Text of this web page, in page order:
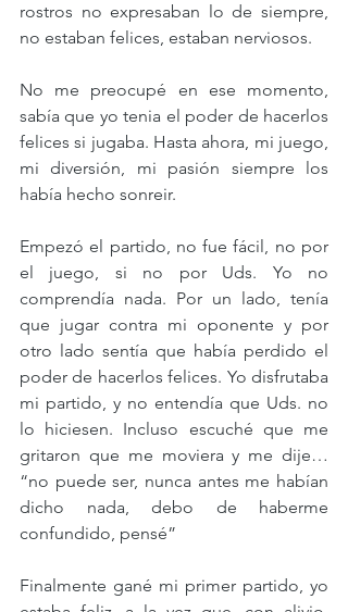
rostros no expresaban lo de siempre,
no estaban felices, estaban nerviosos.
No me preocupé en ese momento,
sabía que yo tenia el poder de hacerlos
felices si jugaba. Hasta ahora, mi juego,
mi diversión, mi pasión siempre los
había hecho sonreir.
Empezó el partido, no fue fácil, no por
el juego, si no por Uds. Yo no
comprendía nada. Por un lado, tenía
que jugar contra mi oponente y por
otro lado sentía que había perdido el
poder de hacerlos felices. Yo disfrutaba
mi partido, y no entendía que Uds. no
lo hiciesen. Incluso escuché que me
gritaron que me moviera y me dije…
“no puede ser, nunca antes me habían
dicho nada, debo de haberme
confundido, pensé”
Finalmente gané mi primer partido, yo